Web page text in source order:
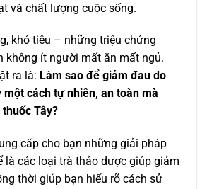
và chất lượng cuộc sống.
khó tiêu – những triệu chứng
không ít người mất ăn mất ngủ.
ra là: Làm sao để giảm đau do
một cách tự nhiên, an toàn mà
Tây?
cấp cho bạn những giải pháp
là các loại trà thảo dược giúp giảm
thời giúp bạn hiểu rõ cách sử